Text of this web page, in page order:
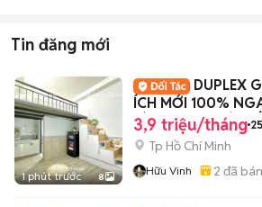
Tin đăng mới
1 phút trước 8
DUPLEX
ÍCH MỚI 100%
LÀNG HOA GÒ
3,9 triệu/tháng
Tp Hồ Chí Minh
Hữu Vinh 2 đã bán